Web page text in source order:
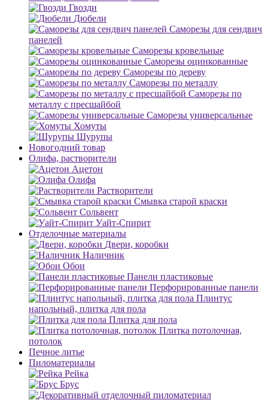
Гвозди
Дюбели
Саморезы для сендвич
панелей
Саморезы кровельные
Саморезы оцинкованные
Саморезы по дереву
Саморезы по металлу
Саморезы по
металлу с пресшайбой
Саморезы универсальные
Хомуты
Шурупы
Новогодний товар
Олифа, растворители
Ацетон
Олифа
Растворители
Смывка старой краски
Сольвент
Уайт-Спирит
Отделочные материалы
Двери, коробки
Наличник
Обои
Панели пластиковые
Перфорированные панели
Плинтус
напольный, плитка для пола
Плитка для пола
Плитка потолочная,
потолок
Печное литье
Пиломатериалы
Рейка
Брус